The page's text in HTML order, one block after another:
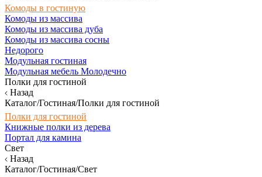
Комоды в гостиную
Комоды из массива
Комоды из массива дуба
Комоды из массива сосны
Недорого
Модульная гостиная
Модульная мебель Молодечно
Полки для гостиной
Назад
Каталог/Гостиная/Полки для гостиной
Полки для гостиной
Книжные полки из дерева
Портал для камина
Свет
Назад
Каталог/Гостиная/Свет